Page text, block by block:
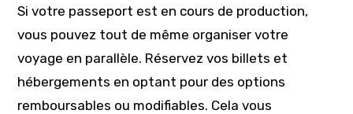
Si votre passeport est en cours de production,
vous pouvez tout de même organiser votre
voyage en parallèle. Réservez vos billets et
hébergements en optant pour des options
remboursables ou modifiables. Cela vous